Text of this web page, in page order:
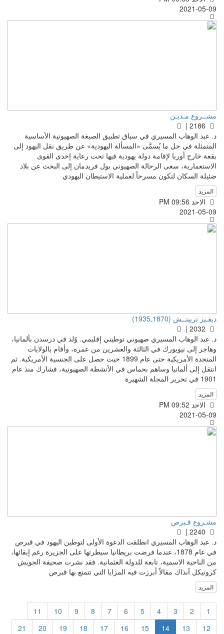
2021-05-09
مشــروع مـديـن
د. عبد الوهاب المسيري في سياق تطبيق الصيغة الصهيونية الأساسية
المتمثلة في حل ما يُسمَّى «المسألة اليهودية» عن طريق نقل اليهود إلى
بقعة خارج أوربا لإقامة دولة يهودية فيها تحت رعاية إحدى القوى
الاستعمارية، سعى الرحالة الصهيوني بول فريدمان إلى البحث عن بلاد
ضئيلة السكان لتكون مسرحاً لعملية الاستيطان اليهودي
المزيد
الاحد PM 09:56
2021-05-09
ديفـيز ترييتــش (1870ـ1935)
د. عبد الوهاب المسيري صهيوني توطيني إقليمي. وُلد في درسدن بألمانيا،
وهاجر إلى نيويورك في الثالثة والعشرين من عمره، وأقام بالولايات
المتحدة الأمريكية حتى عام 1899 حيث حصل على الجنسية الأمريكية. ثم
انتقل إلى ألمانيا وساهم بحماس في الأنشطة الصهيونية، فشارك منذ عام
1901 في تحرير المجلة الشهيرة
المزيد
الاحد PM 09:52
2021-05-09
مشـروع قـبرص
د. عبد الوهاب المسيري انطلقت الدعوة الأولى لتوطين اليهود في قبرص
في عام 1878، عندما فرضت بريطانيا سيطرتها على الجزيرة رغم إبقائها،
من الناحية الاسمية، تابعة للدولة العثمانية. فقد نشرت صحيفة الجويش
كرونيكل آنذاك مقالاً أبرزت فيه المزايا التي تتمتع بها قبرص
المزيد
1
2
3
4
5
6
7
8
9
10
11
12
13
14
15
16
17
18
19
20
21